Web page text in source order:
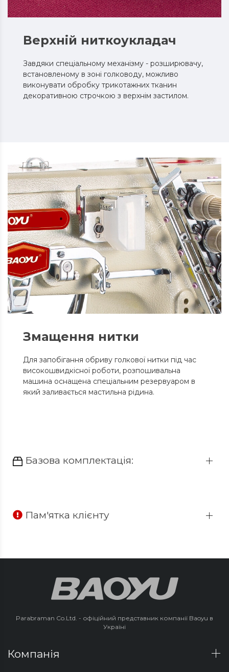
Верхній ниткоукладач
Завдяки спеціальному механізму - розширювачу,
встановленому в зоні голководу, можливо
виконувати обробку трикотажних тканин
декоративною строчкою з верхнім застилом.
Змащення нитки
Для запобігання обриву голкової нитки під час
високошвидкісної роботи, розпошивальна
машина оснащена спеціальним резервуаром в
який заливається мастильна рідина.
Базова комплектація:
Пам'ятка клієнту
Parabraman Co.Ltd. - офіційний представник компанії Baoyu в
Україні
Компанія